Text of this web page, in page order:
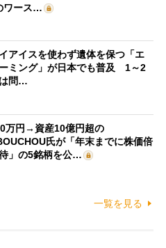
ワース…
アイスを使わず遺体を保つ「エ
ミング」が日本でも普及 1～2
問…
万円→資産10億円超の
氏が「年末までに株価倍
」の5銘柄を公…
一覧を見る